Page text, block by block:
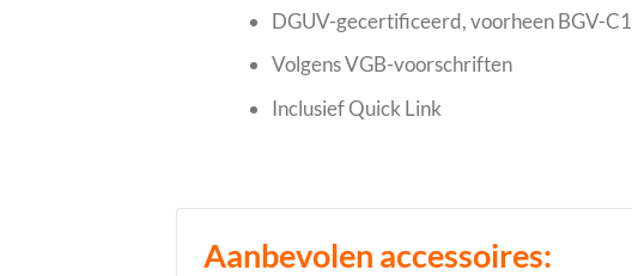
DGUV-gecertificeerd, voorheen BGV-C1
Volgens VGB-voorschriften
Inclusief Quick Link
Aanbevolen accessoires: